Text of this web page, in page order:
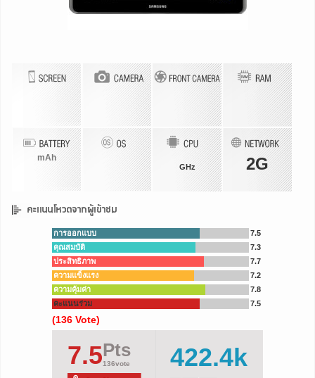
mAh
GHz 2G
การออกแบบ
7.5
คุณสมบัติ
7.3
ประสิทธิภาพ
7.7
ความแข็งแรง
7.2
ความคุ้มค่า
7.8
คะแนนร่วม
7.5
(136 Vote)
7.5Pts
136vote 422.4k